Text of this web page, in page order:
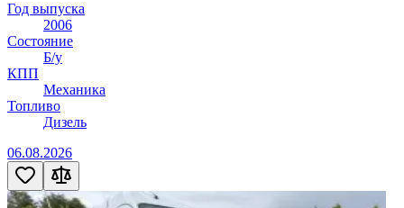
Год выпуска
2006
Состояние
Б/у
КПП
Механика
Топливо
Дизель
06.08.2026